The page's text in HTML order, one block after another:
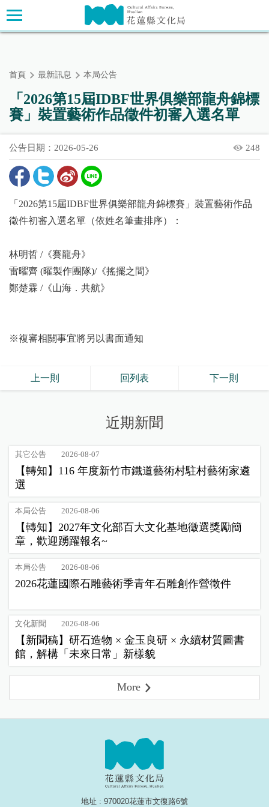
跳
到
主
主要內容區塊
首頁 最新訊息 本局公告
「2026第15屆IDBF世界俱樂部龍舟錦標
賽」裝置藝術作品徵件初審入選名單
公告日期：2026-05-26 248
「2026第15屆IDBF世界俱樂部龍舟錦標賽」裝置藝術作品
徵件初審入選名單（依姓名筆畫排序）：
林明哲 /《賽龍舟》
雷曜齊 (曜製作團隊)/《搖擺之間》
鄭楚霖 /《山海．共航》
※複審相關事宜將另以書面通知
上一則 回列表 下一則
近期新聞
其它公告 2026-08-07
【轉知】116 年度新竹市鐵道藝術村駐村藝術家遴
選
本局公告 2026-08-06
【轉知】2027年文化部百大文化基地徵選獎勵簡
章，歡迎踴躍報名~
本局公告 2026-08-06
2026花蓮國際石雕藝術季青年石雕創作營徵件
文化新聞 2026-08-06
【新聞稿】研石造物 × 金玉良研 × 永續材質圖書
館，解構「未來日常」新樣貌
More
地址 : 970020花蓮市文復路6號